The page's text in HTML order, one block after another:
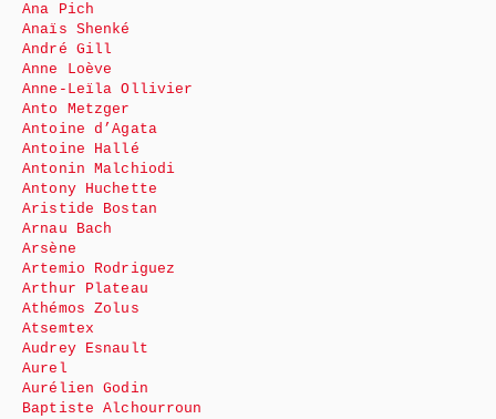
Ana Pich
Anaïs Shenké
André Gill
Anne Loève
Anne-Leïla Ollivier
Anto Metzger
Antoine d’Agata
Antoine Hallé
Antonin Malchiodi
Antony Huchette
Aristide Bostan
Arnau Bach
Arsène
Artemio Rodriguez
Arthur Plateau
Athémos Zolus
Atsemtex
Audrey Esnault
Aurel
Aurélien Godin
Baptiste Alchourroun